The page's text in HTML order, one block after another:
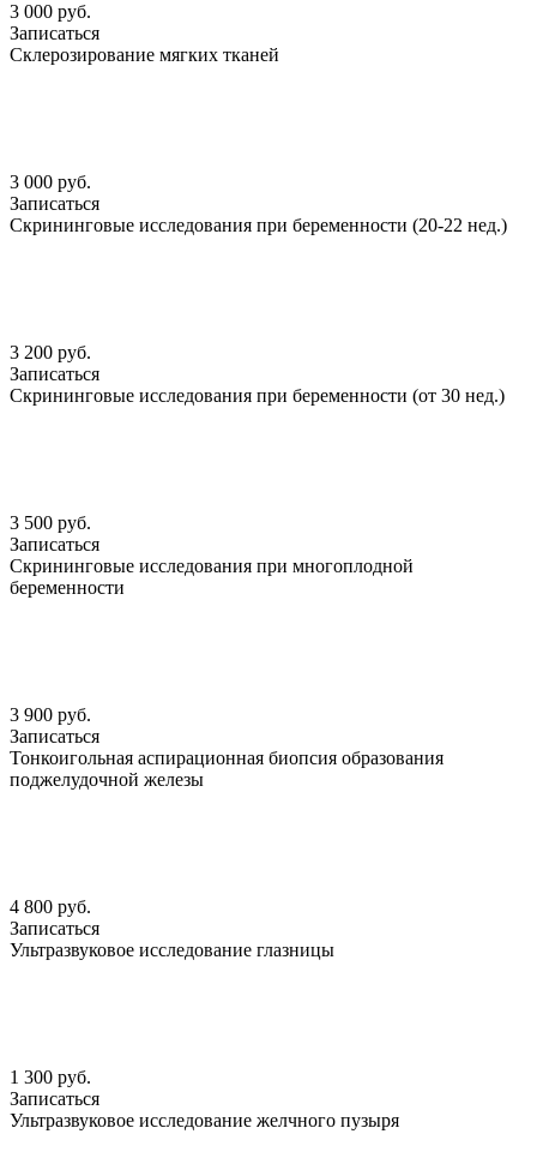
3 000 руб.
Записаться
Склерозирование мягких тканей
3 000 руб.
Записаться
Скрининговые исследования при беременности (20-22 нед.)
3 200 руб.
Записаться
Скрининговые исследования при беременности (от 30 нед.)
3 500 руб.
Записаться
Скрининговые исследования при многоплодной
беременности
3 900 руб.
Записаться
Тонкоигольная аспирационная биопсия образования
поджелудочной железы
4 800 руб.
Записаться
Ультразвуковое исследование глазницы
1 300 руб.
Записаться
Ультразвуковое исследование желчного пузыря